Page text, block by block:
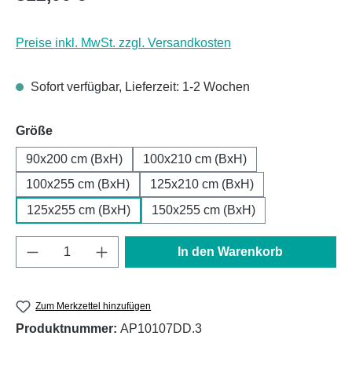
Preise inkl. MwSt. zzgl. Versandkosten
Sofort verfügbar, Lieferzeit: 1-2 Wochen
Größeauswählen
90x200 cm (BxH)
100x210 cm (BxH)
100x255 cm (BxH)
125x210 cm (BxH)
125x255 cm (BxH)
150x255 cm (BxH)
Produkt Anzahl: Gib den gewünschten
In den Warenkorb
Zum Merkzettel hinzufügen
Produktnummer: AP10107DD.3